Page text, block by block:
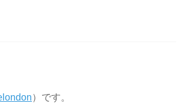
）です。